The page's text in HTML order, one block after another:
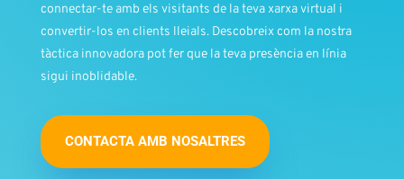
connectar-te amb els visitants de la teva xarxa virtual i
convertir-los en clients lleials. Descobreix com la nostra
tàctica innovadora pot fer que la teva presència en línia
sigui inoblidable.
CONTACTA AMB NOSALTRES